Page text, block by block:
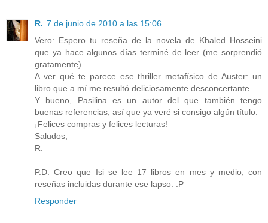
R. 7 de junio de 2010 a las 15:06
Vero: Espero tu reseña de la novela de Khaled Hosseini
que ya hace algunos días terminé de leer (me sorprendió
gratamente).
A ver qué te parece ese thriller metafísico de Auster: un
libro que a mí me resultó deliciosamente desconcertante.
Y bueno, Pasilina es un autor del que también tengo
buenas referencias, así que ya veré si consigo algún título.
¡Felices compras y felices lecturas!
Saludos,
R.
P.D. Creo que Isi se lee 17 libros en mes y medio, con
reseñas incluidas durante ese lapso. :P
Responder